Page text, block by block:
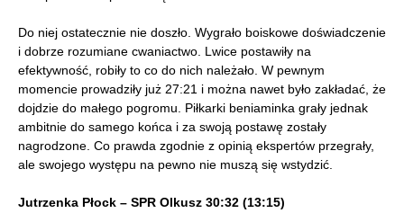
Do niej ostatecznie nie doszło. Wygrało boiskowe doświadczenie
i dobrze rozumiane cwaniactwo. Lwice postawiły na
efektywność, robiły to co do nich należało. W pewnym
momencie prowadziły już 27:21 i można nawet było zakładać, że
dojdzie do małego pogromu. Piłkarki beniaminka grały jednak
ambitnie do samego końca i za swoją postawę zostały
nagrodzone. Co prawda zgodnie z opinią ekspertów przegrały,
ale swojego występu na pewno nie muszą się wstydzić.
Jutrzenka Płock – SPR Olkusz 30:32 (13:15)